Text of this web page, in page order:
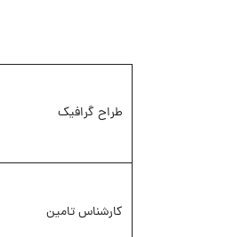
طراح گرافیک
کارشناس تامین